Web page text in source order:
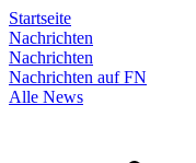
Startseite
Nachrichten
Nachrichten
Nachrichten auf FN
Alle News